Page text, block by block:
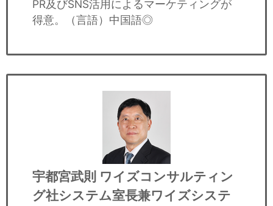
PR及びSNS活用によるマーケティングが
得意。（言語）中国語◎
宇都宮武則 ワイズコンサルティン
グ社システム室長兼ワイズシステ